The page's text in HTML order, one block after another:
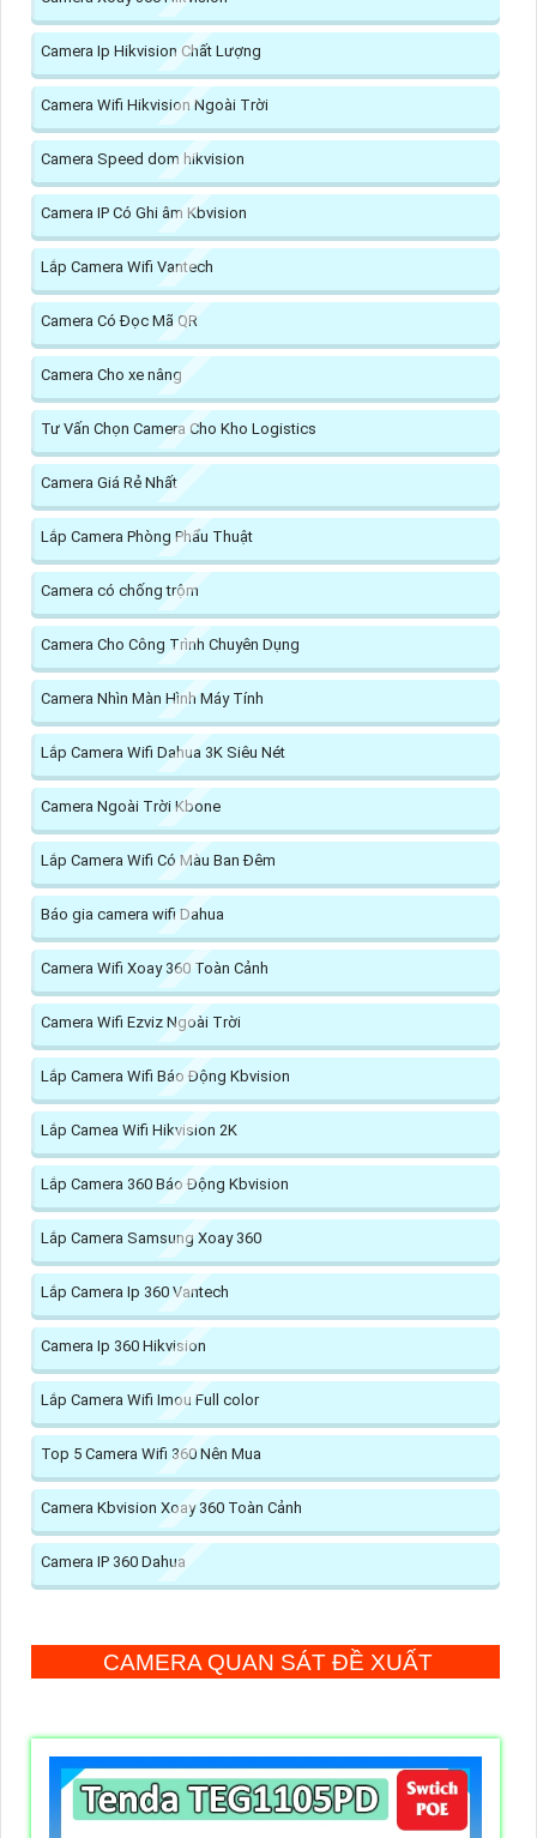
Camera Ip Hikvision Chất Lượng
Camera Wifi Hikvision Ngoài Trời
Camera Speed dom hikvision
Camera IP Có Ghi âm Kbvision
Lắp Camera Wifi Vantech
Camera Có Đọc Mã QR
Camera Cho xe nâng
Tư Vấn Chọn Camera Cho Kho Logistics
Camera Giá Rẻ Nhất
Lắp Camera Phòng Phẩu Thuật
Camera có chống trộm
Camera Cho Công Trình Chuyên Dụng
Camera Nhìn Màn Hình Máy Tính
Lắp Camera Wifi Dahua 3K Siêu Nét
Camera Ngoài Trời Kbone
Lắp Camera Wifi Có Màu Ban Đêm
Báo gia camera wifi Dahua
Camera Wifi Xoay 360 Toàn Cảnh
Camera Wifi Ezviz Ngoài Trời
Lắp Camera Wifi Báo Động Kbvision
Lắp Camea Wifi Hikvision 2K
Lắp Camera 360 Báo Động Kbvision
Lắp Camera Samsung Xoay 360
Lắp Camera Ip 360 Vantech
Camera Ip 360 Hikvision
Lắp Camera Wifi Imou Full color
Top 5 Camera Wifi 360 Nên Mua
Camera Kbvision Xoay 360 Toàn Cảnh
Camera IP 360 Dahua
CAMERA QUAN SÁT ĐỀ XUẤT